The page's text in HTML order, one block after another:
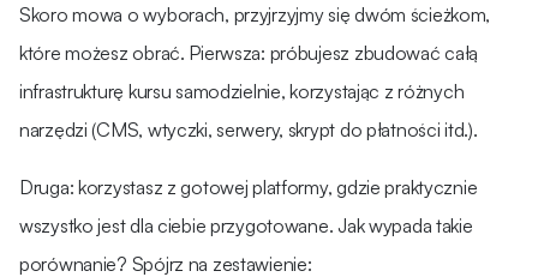
Skoro mowa o wyborach, przyjrzyjmy się dwóm ścieżkom,
które możesz obrać. Pierwsza: próbujesz zbudować całą
infrastrukturę kursu samodzielnie, korzystając z różnych
narzędzi (CMS, wtyczki, serwery, skrypt do płatności itd.).
Druga: korzystasz z gotowej platformy, gdzie praktycznie
wszystko jest dla ciebie przygotowane. Jak wypada takie
porównanie? Spójrz na zestawienie: